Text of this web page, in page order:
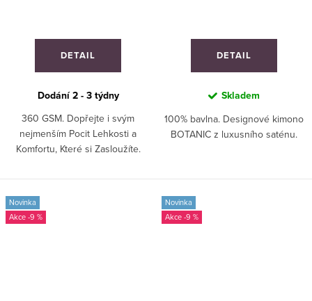
DETAIL
Dodání 2 - 3 týdny
360 GSM. Dopřejte i svým
nejmenším Pocit Lehkosti a
Komfortu, Které si Zasloužíte.
DETAIL
Skladem
100% bavlna. Designové kimono
BOTANIC z luxusního saténu.
Novinka
-9 %
Novinka
-9 %